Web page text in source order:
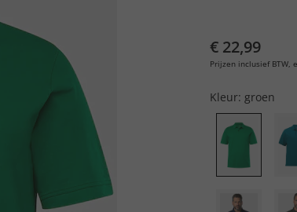
€ 22,99
Prijzen inclusief BTW,
Kleur: groen